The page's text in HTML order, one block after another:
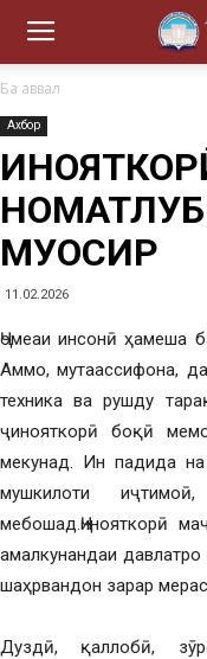
Ба аввал
Ахбор
МУОСИР
11.02.2026
Ҷомеаи инсонӣ ҳамеша
Аммо, мутаассифона,
техника ва рушду
ҷинояткорӣ боқӣ
мекунад. Ин падида на
мушкилоти
мебошад.Ҷинояткорӣ
амалкунандаи
шаҳрвандон зарар
Дуздӣ, қаллобӣ,